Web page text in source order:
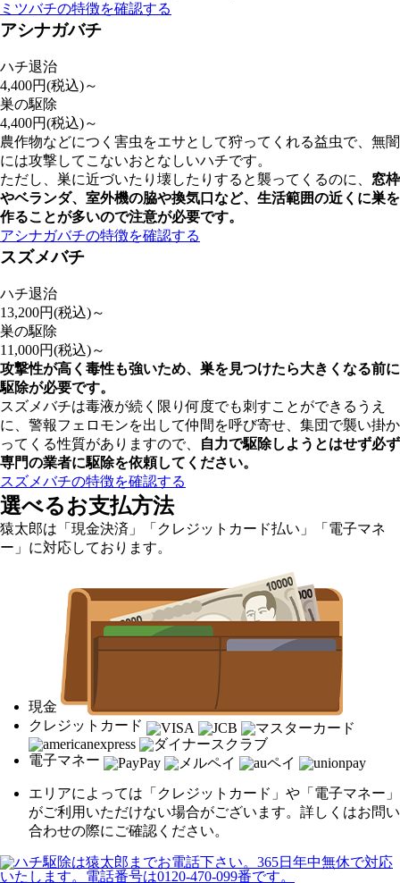
ミツバチの特徴を確認する
アシナガバチ
ハチ退治
4,400円(税込)～
巣の駆除
4,400円(税込)～
農作物などにつく害虫をエサとして狩ってくれる益虫で、無闇
には攻撃してこないおとなしいハチです。
ただし、巣に近づいたり壊したりすると襲ってくるのに、 窓枠
やベランダ、室外機の脇や換気口など、 生活範囲の近くに巣を
作ることが多いので注意が必要です。
アシナガバチの特徴を確認する
スズメバチ
ハチ退治
13,200円(税込)～
巣の駆除
11,000円(税込)～
攻撃性が高く毒性も強いため、巣を見つけたら大きくなる前に
駆除が必要です。
スズメバチは毒液が続く限り何度でも刺すことができるうえ
に、警報フェロモンを出して仲間を呼び寄せ、集団で襲い掛か
ってくる性質がありますので、
自力で駆除しようとはせず必ず
専門の業者に駆除を依頼してください。
スズメバチの特徴を確認する
選べるお支払方法
猿太郎は「現金決済」「クレジットカード払い」「電子マネ
ー」に対応しております。
現金
クレジットカード
電子マネー
エリアによっては「クレジットカード」や「電子マネー」
がご利用いただけない場合がございます。詳しくはお問い
合わせの際にご確認ください。